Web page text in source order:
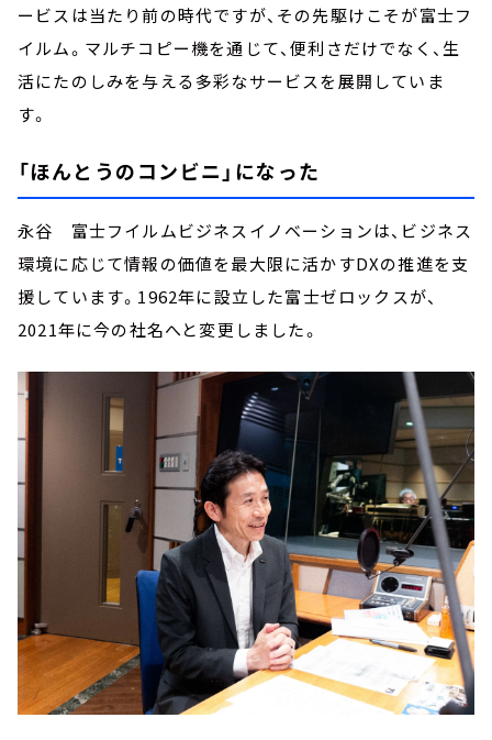
ービスは当たり前の時代ですが、その先駆けこそが富士フ
イルム。マルチコピー機を通じて、便利さだけでなく、生
活にたのしみを与える多彩なサービスを展開していま
す。
「ほんとうのコンビニ」になった
永谷 富士フイルムビジネスイノベーションは、ビジネス
環境に応じて情報の価値を最大限に活かすDXの推進を支
援しています。1962年に設立した富士ゼロックスが、
2021年に今の社名へと変更しました。